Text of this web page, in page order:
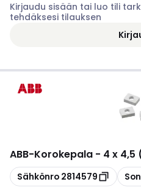
Kirjaudu sisään tai luo tili
tehdäksesi tilauksen
ABB-Korokepala - 4 x 4,5
Kopioi
Sähkönro 2814579